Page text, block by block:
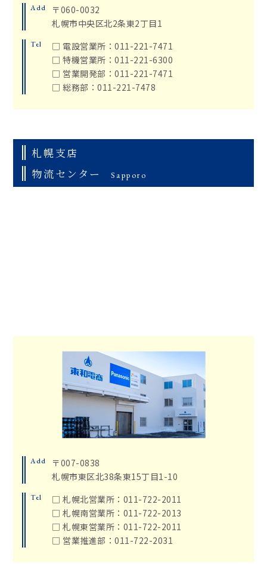
Add
〒060-0032
札幌市中央区北2条東2丁目1
Tel
□ 電設営業所：011-221-7471
□ 特機営業所：011-221-6300
□ 営業開発部：011-221-7471
□ 総務部：011-221-7478
札幌支店
物流センター
Sapporo
Add
〒007-0838
札幌市東区北38条東15丁目1-10
Tel
□ 札幌北営業所：011-722-2011
□ 札幌南営業所：011-722-2013
□ 札幌東営業所：011-722-2011
□ 営業推進部：011-722-2031